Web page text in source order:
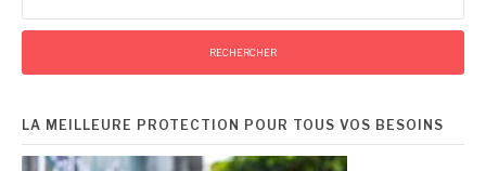
LA MEILLEURE PROTECTION POUR TOUS VOS BESOINS